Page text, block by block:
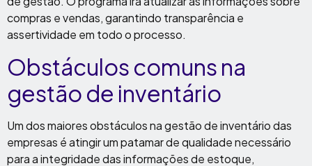
compras e vendas, garantindo transparência e
assertividade em todo o processo.
Obstáculos comuns na
gestão de inventário
Um dos maiores obstáculos na gestão de inventário das
empresas é atingir um patamar de qualidade necessário
para a integridade das informações de estoque,